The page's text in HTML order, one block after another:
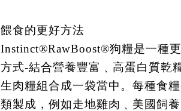
餵食的更好方法
Instinct®RawBoost®狗糧是一種
方式-結合營養豐富﹑高蛋白質乾
生肉糧組合成一袋當中。每種食
類製成，例如走地雞肉﹑美國飼